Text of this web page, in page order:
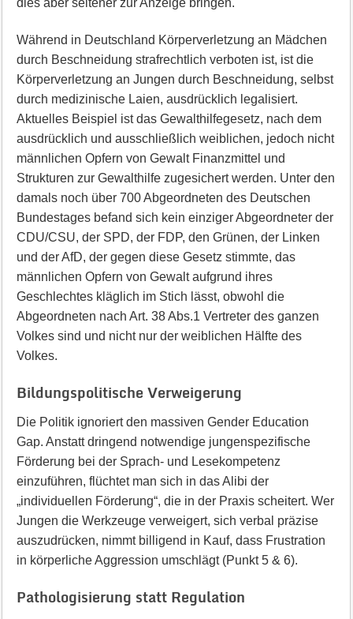
dies aber seltener zur Anzeige bringen.
Während in Deutschland Körperverletzung an Mädchen
durch Beschneidung strafrechtlich verboten ist, ist die
Körperverletzung an Jungen durch Beschneidung, selbst
durch medizinische Laien, ausdrücklich legalisiert.
Aktuelles Beispiel ist das Gewalthilfegesetz, nach dem
ausdrücklich und ausschließlich weiblichen, jedoch nicht
männlichen Opfern von Gewalt Finanzmittel und
Strukturen zur Gewalthilfe zugesichert werden. Unter den
damals noch über 700 Abgeordneten des Deutschen
Bundestages befand sich kein einziger Abgeordneter der
CDU/CSU, der SPD, der FDP, den Grünen, der Linken
und der AfD, der gegen diese Gesetz stimmte, das
männlichen Opfern von Gewalt aufgrund ihres
Geschlechtes kläglich im Stich lässt, obwohl die
Abgeordneten nach Art. 38 Abs.1 Vertreter des ganzen
Volkes sind und nicht nur der weiblichen Hälfte des
Volkes.
Bildungspolitische Verweigerung
Die Politik ignoriert den massiven Gender Education
Gap. Anstatt dringend notwendige jungenspezifische
Förderung bei der Sprach- und Lesekompetenz
einzuführen, flüchtet man sich in das Alibi der
„individuellen Förderung“, die in der Praxis scheitert. Wer
Jungen die Werkzeuge verweigert, sich verbal präzise
auszudrücken, nimmt billigend in Kauf, dass Frustration
in körperliche Aggression umschlägt (Punkt 5 & 6).
Pathologisierung statt Regulation